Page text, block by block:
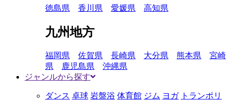
徳島県 香川県 愛媛県 高知県
九州地方
福岡県 佐賀県 長崎県 大分県 熊本県
宮崎
県
鹿児島県
沖縄県
ジャンルから探す
ダンス 卓球 岩盤浴 体育館 ジム ヨガ トランポリ